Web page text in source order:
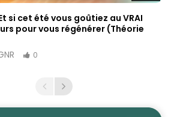
si cet été vous goûtiez au VRAI
pour vous régénérer (Théorie
0